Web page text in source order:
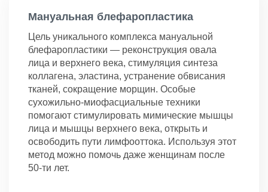
Мануальная блефаропластика
Цель уникального комплекса мануальной
блефаропластики — реконструкция овала
лица и верхнего века, стимуляция синтеза
коллагена, эластина, устранение обвисания
тканей, сокращение морщин. Особые
сухожильно-миофасциальные техники
помогают стимулировать мимические мышцы
лица и мышцы верхнего века, открыть и
освободить пути лимфооттока. Используя этот
метод можно помочь даже женщинам после
50-ти лет.